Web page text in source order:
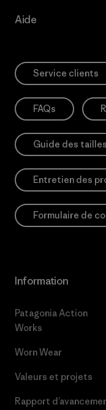
Aide
Service clients
FAQs
Guide des tailles
Entretien des
Formulaire de
Information
Patagonia Action
Works
Worn Wear
Valeurs et projets
Rapport